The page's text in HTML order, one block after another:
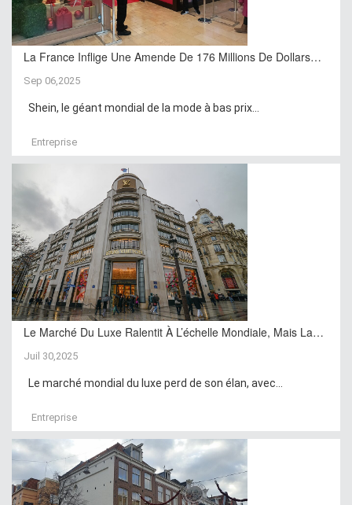
La France Inflige Une Amende De 176 Millions De Dollars…
Sep 06,2025
Shein, le géant mondial de la mode à bas prix...
Entreprise
Le Marché Du Luxe Ralentit À L’échelle Mondiale, Mais La…
Juil 30,2025
Le marché mondial du luxe perd de son élan, avec...
Entreprise